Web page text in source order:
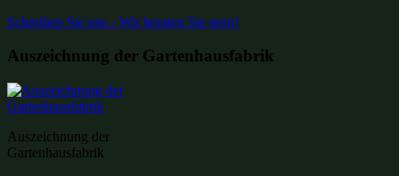
Schreiben Sie uns - Wir beraten Sie gern!
Auszeichnung der Gartenhausfabrik
Auszeichnung der
Gartenhausfabrik